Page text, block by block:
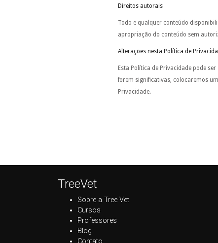
Direitos autorais
Todo e qualquer conteúdo
apropriação do conteúdo sem
Alterações nesta Política de
Esta Política de Privacidade pode
forem significativas, colocaremos
Privacidade.
TreeVet
Sobre a Tree Vet
Cursos
Professores
Blog
Contato